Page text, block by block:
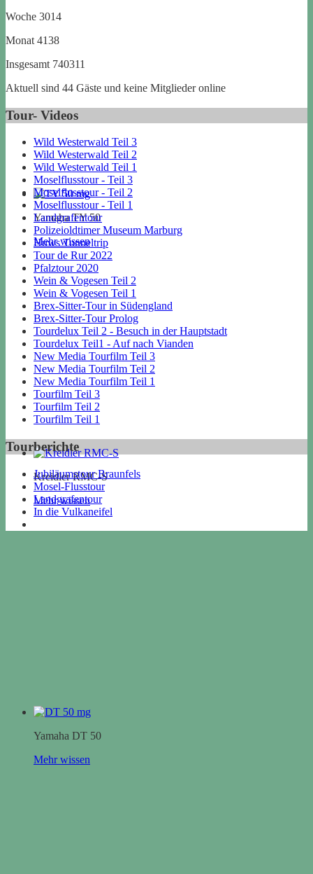
Yamaha TY 50
Mehr wissen
Kreidler RMC-S
Mehr wissen
Yamaha DT 50
Mehr wissen
Woche 3014
Monat 4138
Insgesamt 740311
Aktuell sind 44 Gäste und keine Mitglieder online
Tour- Videos
Wild Westerwald Teil 3
Wild Westerwald Teil 2
Wild Westerwald Teil 1
Moselflusstour - Teil 3
Moselflusstour - Teil 2
Moselflusstour - Teil 1
Landgrafentour
Polizeioldtimer Museum Marburg
Huws Tunneltrip
Tour de Rur 2022
Pfalztour 2020
Wein & Vogesen Teil 2
Wein & Vogesen Teil 1
Brex-Sitter-Tour in Südengland
Brex-Sitter-Tour Prolog
Tourdelux Teil 2 - Besuch in der Hauptstadt
Tourdelux Teil1 - Auf nach Vianden
New Media Tourfilm Teil 3
New Media Tourfilm Teil 2
New Media Tourfilm Teil 1
Tourfilm Teil 3
Tourfilm Teil 2
Tourfilm Teil 1
Tourberichte
Jubiläumstour Braunfels
Mosel-Flusstour
Landgrafentour
In die Vulkaneifel